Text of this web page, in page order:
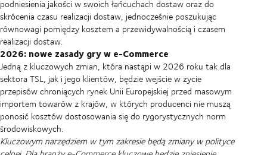
podniesienia jakości w swoich łańcuchach dostaw oraz do
skrócenia czasu realizacji dostaw, jednocześnie poszukując
równowagi pomiędzy kosztem a przewidywalnością i czasem
realizacji dostaw.
2026: nowe zasady gry w e-Commerce
Jedną z kluczowych zmian, która nastąpi w 2026 roku tak dla
sektora TSL, jak i jego klientów, będzie wejście w życie
przepisów chroniących rynek Unii Europejskiej przed masowym
importem towarów z krajów, w których producenci nie muszą
ponosić kosztów dostosowania się do rygorystycznych norm
środowiskowych.
Kluczowym narzędziem w tym zakresie będą zmiany w polityce